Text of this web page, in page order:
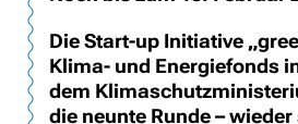
Die Start-up Initiative
Klima- und Energiefonds
dem
die neunte Runde – wieder